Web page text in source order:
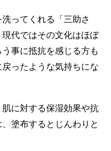
ってくれる「三助さ
代ではその文化はほぼ
事に抵抗を感じる方も
ったような気持ちにな
に対する保湿効果や抗
塗布するとじんわりと